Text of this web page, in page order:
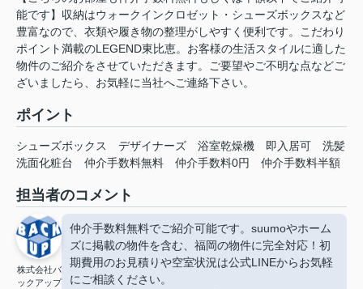
能です】収納はウォークインクロゼット・シューズボックスなど
豊富なので、衣類や履き物の整理がしやすく便利です。こだわり
ポイント満載のLEGEND東比恵。お客様の生活スタイルに適した
物件のご紹介をさせていただきます。ご要望やご不明な点などご
ざいましたら、お気軽に当社へご連絡下さい。
ポイント
シューズボックス デザイナーズ 浴室乾燥機 即入居可
洗髪
洗面化粧台
仲介手数料無料 仲介手数料0円 仲介手数料半額
担当者のコメント
株式会社バ
ックアップ
仲介手数料無料でご紹介可能です。suumoやホーム
ズに掲載の物件を含む、福岡の物件に完全対応！初
期費用のお見積りや空室状況は公式LINEからお気軽
にご相談ください。